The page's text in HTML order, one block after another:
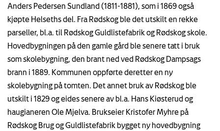
Anders Pedersen Sundland (1811-1881), som i 1869 også
kjøpte Helseths del. Fra Rødskog ble det utskilt en rekke
parseller, bl.a. til Rødskog Guldlistefabrik og Rødskog skole.
Hovedbygningen på den gamle gård ble senere tatt i bruk
som skolebygning, den brant ned ved Rødskog Dampsags
brann i 1889. Kommunen oppførte deretter en ny
skolebygning på tomten. Det annet bruk av Rødskog ble
utskilt i 1829 og eides senere av bl.a. Hans Kiøsterud og
haugianeren Ole Mjelva. Brukseier Kristofer Myhre på
Rødskog Brug og Guldlistefabrik bygget ny hovedbygning